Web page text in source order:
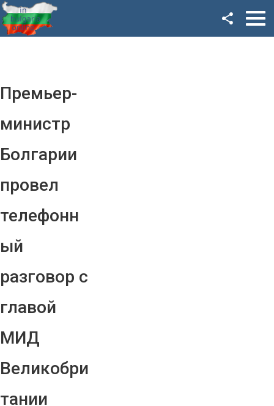
Премьер-
министр
Болгарии
провел
телефонн
ый
разговор с
главой
МИД
Великобри
тании